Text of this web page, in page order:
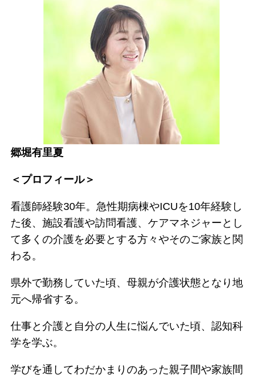
郷堀有里夏
＜プロフィール＞
看護師経験30年。急性期病棟やICUを10年経験し
た後、施設看護や訪問看護、ケアマネジャーとし
て多くの介護を必要とする方々やそのご家族と関
わる。
県外で勤務していた頃、母親が介護状態となり地
元へ帰省する。
仕事と介護と自分の人生に悩んでいた頃、認知科
学を学ぶ。
学びを通してわだかまりのあった親子間や家族間